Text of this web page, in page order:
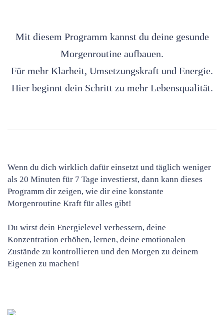
Mit diesem Programm kannst du deine gesunde
Morgenroutine aufbauen.
Für mehr Klarheit, Umsetzungskraft und Energie.
Hier beginnt dein Schritt zu mehr Lebensqualität.
Wenn du dich wirklich dafür einsetzt und täglich weniger
als 20 Minuten für 7 Tage investierst, dann kann dieses
Programm dir zeigen, wie dir eine konstante
Morgenroutine Kraft für alles gibt!
Du wirst dein Energielevel verbessern, deine
Konzentration erhöhen, lernen, deine emotionalen
Zustände zu kontrollieren und den Morgen zu deinem
Eigenen zu machen!